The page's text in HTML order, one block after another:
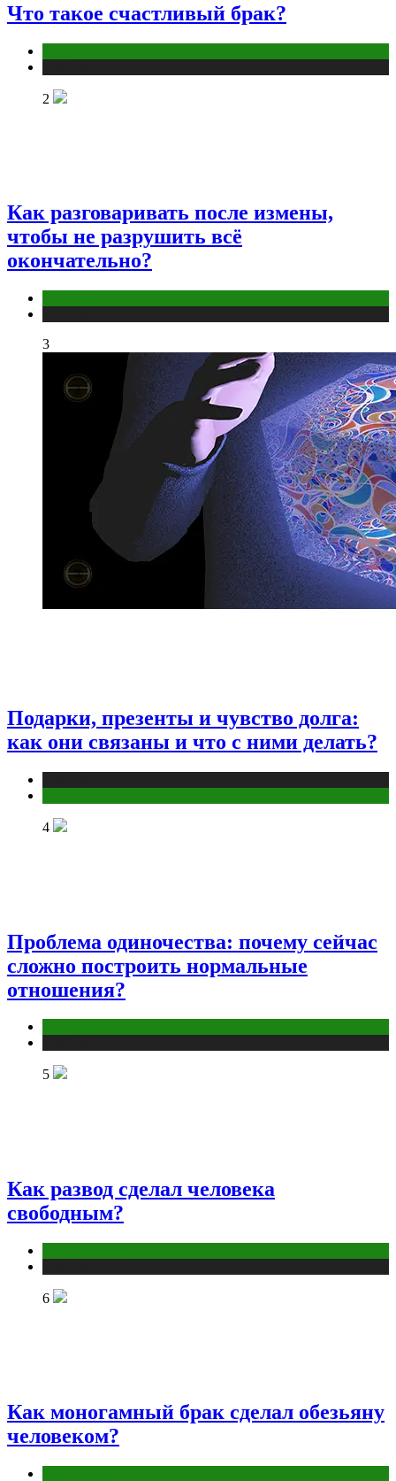
Что такое счастливый брак?
2
Как разговаривать после измены,
чтобы не разрушить всё
окончательно?
3
Подарки, презенты и чувство долга:
как они связаны и что с ними делать?
4
Проблема одиночества: почему сейчас
сложно построить нормальные
отношения?
5
Как развод сделал человека
свободным?
6
Как моногамный брак сделал обезьяну
человеком?